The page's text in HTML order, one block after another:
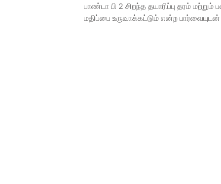
பாண்டா பி 2 சிறந்த தயாரிப்பு தரம்
மதிப்பை உருவாக்கட்டும் என்ற